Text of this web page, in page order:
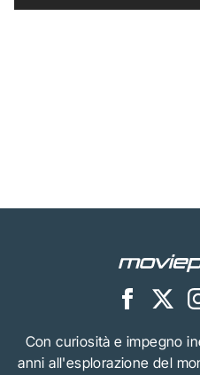
Con curiosità e impegno
anni all'esplorazione del